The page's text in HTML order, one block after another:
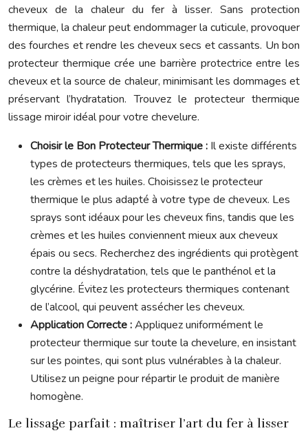
cheveux de la chaleur du fer à lisser. Sans protection
thermique, la chaleur peut endommager la cuticule, provoquer
des fourches et rendre les cheveux secs et cassants. Un bon
protecteur thermique crée une barrière protectrice entre les
cheveux et la source de chaleur, minimisant les dommages et
préservant l’hydratation. Trouvez le protecteur thermique
lissage miroir idéal pour votre chevelure.
Choisir le Bon Protecteur Thermique : Il existe différents
types de protecteurs thermiques, tels que les sprays,
les crèmes et les huiles. Choisissez le protecteur
thermique le plus adapté à votre type de cheveux. Les
sprays sont idéaux pour les cheveux fins, tandis que les
crèmes et les huiles conviennent mieux aux cheveux
épais ou secs. Recherchez des ingrédients qui protègent
contre la déshydratation, tels que le panthénol et la
glycérine. Évitez les protecteurs thermiques contenant
de l’alcool, qui peuvent assécher les cheveux.
Application Correcte :Appliquez uniformément le
protecteur thermique sur toute la chevelure, en insistant
sur les pointes, qui sont plus vulnérables à la chaleur.
Utilisez un peigne pour répartir le produit de manière
homogène.
Le lissage parfait : maîtriser l’art du fer à lisser